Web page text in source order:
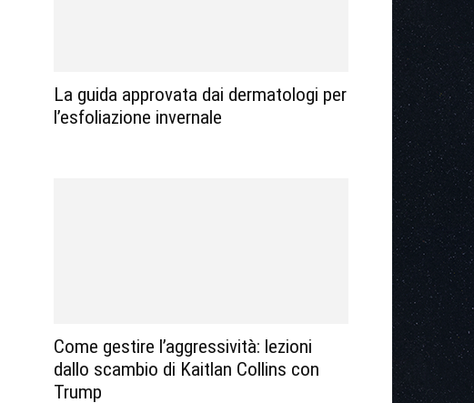
La guida approvata dai dermatologi per
l’esfoliazione invernale
Come gestire l’aggressività: lezioni
dallo scambio di Kaitlan Collins con
Trump